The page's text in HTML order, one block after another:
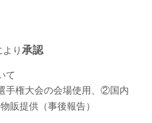
り 承認
て
手権大会の会場使用、②国内
販提供（事後報告）